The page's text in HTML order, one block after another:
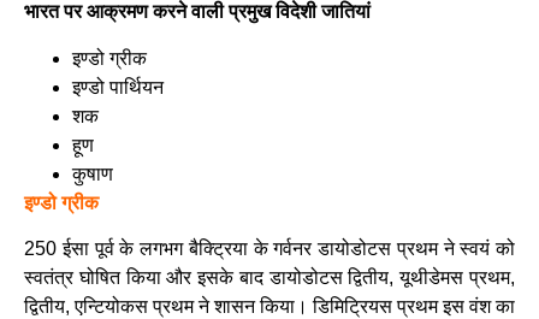
भारत पर आक्रमण करने वाली प्रमुख विदेशी जातियां
इण्डो ग्रीक
इण्डो पार्थियन
शक
हूण
कुषाण
इण्डो ग्रीक
250 ईसा पूर्व के लगभग बैक्ट्रिया के गर्वनर डायोडोटस प्रथम ने स्वयं को
स्वतंत्र घोषित किया और इसके बाद डायोडोटस द्वितीय, यूथीडेमस प्रथम,
द्वितीय, एन्टियोकस प्रथम ने शासन किया। डिमिट्रियस प्रथम इस वंश का